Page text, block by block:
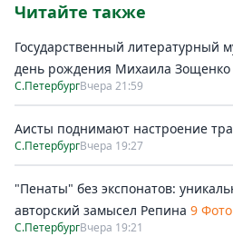
Читайте также
Государственный литературный
день рождения Михаила Зощенко
С.ПетербургВчера 21:59
Аисты поднимают настроение
С.ПетербургВчера 19:27
"Пенаты" без экспонатов:
авторский замысел Репина 9 Фото
С.ПетербургВчера 19:21